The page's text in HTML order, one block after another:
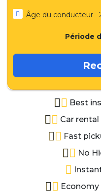
Âge du conducteur
Période
Best
Car
Fast
No
Economy